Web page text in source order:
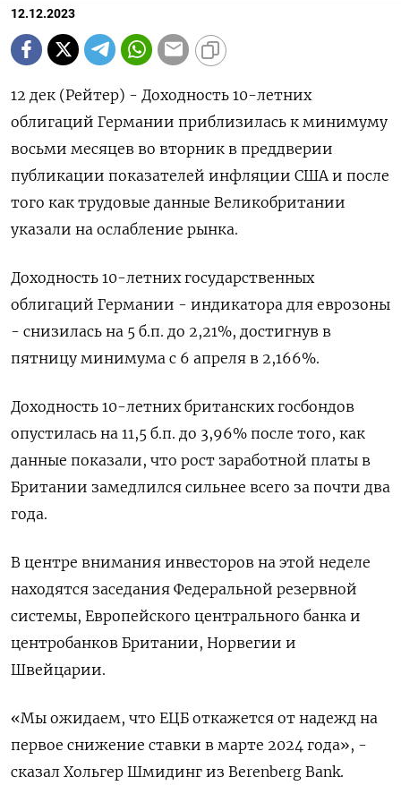
12.12.2023
12 дек (Рейтер) - Доходность 10-летних
облигаций Германии приблизилась к минимуму
восьми месяцев во вторник в преддверии
публикации показателей инфляции США и после
того как трудовые данные Великобритании
указали на ослабление рынка.
Доходность 10-летних государственных
облигаций Германии - индикатора для еврозоны
- снизилась на 5 б.п. до 2,21%, достигнув в
пятницу минимума с 6 апреля в 2,166%.
Доходность 10-летних британских госбондов
опустилась на 11,5 б.п. до 3,96% после того, как
данные показали, что рост заработной платы в
Британии замедлился сильнее всего за почти два
года.
В центре внимания инвесторов на этой неделе
находятся заседания Федеральной резервной
системы, Европейского центрального банка и
центробанков Британии, Норвегии и
Швейцарии.
«Мы ожидаем, что ЕЦБ откажется от надежд на
первое снижение ставки в марте 2024 года», -
сказал Хольгер Шмидинг из Berenberg Bank.